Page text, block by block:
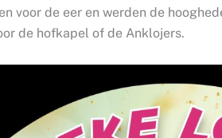
voor de eer en werden de
de hofkapel of de Anklojers.